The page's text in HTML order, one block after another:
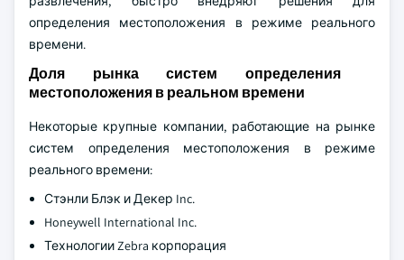
определения местоположения в режиме реального
времени.
Доля рынка систем определения
местоположения в реальном времени
Некоторые крупные компании, работающие на рынке
систем определения местоположения в режиме
реального времени:
Стэнли Блэк и Декер Inc.
Honeywell International Inc.
Технологии Zebra корпорация